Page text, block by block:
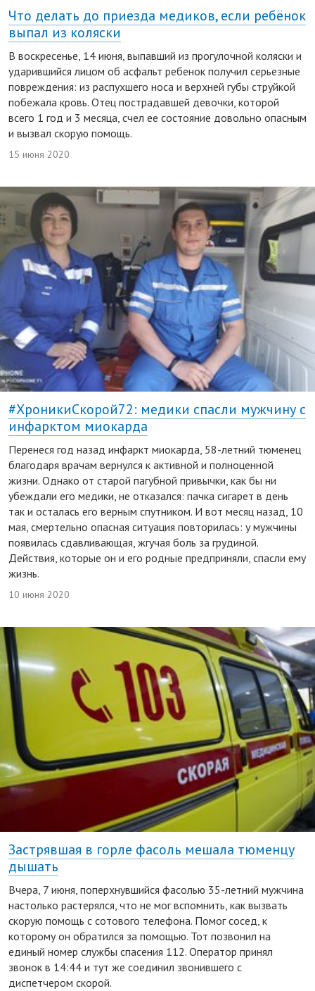
Что делать до приезда медиков, если ребёнок
выпал из коляски
В воскресенье, 14 июня, выпавший из прогулочной коляски и
ударившийся лицом об асфальт ребенок получил серьезные
повреждения: из распухшего носа и верхней губы струйкой
побежала кровь. Отец пострадавшей девочки, которой
всего 1 год и 3 месяца, счел ее состояние довольно опасным
и вызвал скорую помощь.
15 июня 2020
#ХроникиСкорой72: медики спасли мужчину с
инфарктом миокарда
Перенеся год назад инфаркт миокарда, 58-летний тюменец
благодаря врачам вернулся к активной и полноценной
жизни. Однако от старой пагубной привычки, как бы ни
убеждали его медики, не отказался: пачка сигарет в день
так и осталась его верным спутником. И вот месяц назад, 10
мая, смертельно опасная ситуация повторилась: у мужчины
появилась сдавливающая, жгучая боль за грудиной.
Действия, которые он и его родные предприняли, спасли ему
жизнь.
10 июня 2020
Застрявшая в горле фасоль мешала тюменцу
дышать
Вчера, 7 июня, поперхнувшийся фасолью 35-летний мужчина
настолько растерялся, что не мог вспомнить, как вызвать
скорую помощь с сотового телефона. Помог сосед, к
которому он обратился за помощью. Тот позвонил на
единый номер службы спасения 112. Оператор принял
звонок в 14:44 и тут же соединил звонившего с
диспетчером скорой.